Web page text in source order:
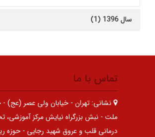
سال 1396 (1)
تماس با ما
نشانی: تهران - خیابان ولی عصر (عج)
ملت - نبش بزرگراه نیایش مرکز آموزشی،
درمانی قلب و عروق شهید رجایی - حوزه